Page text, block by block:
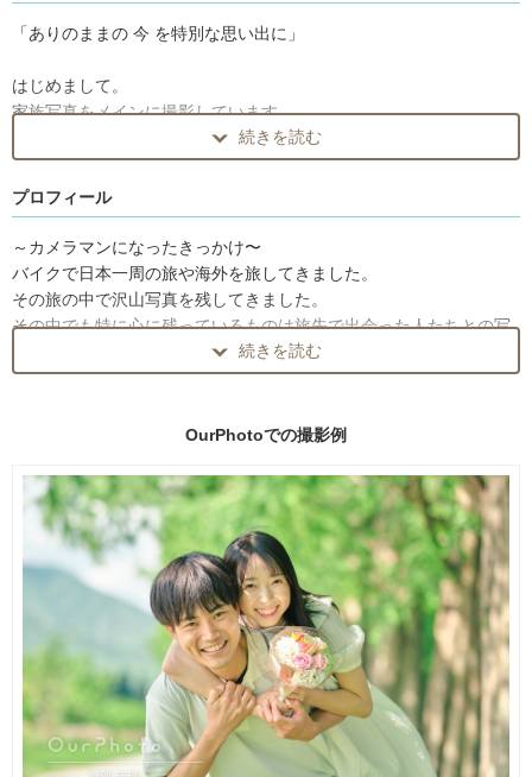
「ありのままの 今 を特別な思い出に」
はじめまして。
家族写真をメインに撮影しています
フォトグラファーのわたなべ よしあきです。
🌎 English Support Available 🌎
I can communicate in English and have photography experience in
New Zealand.
International clients are very welcome!
ウエディング・ニューボーン・お宮参り・七五三・ペットなど
家族の成長に寄り添い撮影させて頂くのが大好きです✨
まずは気軽にメッセージでご相談ください😊
Instagram↓でもお写真見ることができます
yoshi_photolife_ で検索！
気軽にフォローして下さいね
ーーーーーーーーーーーーーーーーーーーーーーーーーーーー
撮影スタイル
どんな風に撮影するの？と思われている方も多いと思います。
撮影はできるだけ自然な雰囲気を大切にしていますので
歩きながらや、おしゃべりしている時間の中で
リラックスした表情やその人らしさを切り取っていきます。
ポーズの指定やきっちりしたお写真ももちろんお撮りしますが、
続きを読む
プロフィール
～カメラマンになったきっかけ〜
バイクで日本一周の旅や海外を旅してきました。
その旅の中で沢山写真を残してきました。
その中でも特に心に残っているものは旅先で出会った人たちとの写
その時の空気や感情まで思い出せる写真の力に魅力を感じ、
一緒に幸せな瞬間やかけがえのない時間を写真に残しましょう。
ーーーーーーーーーーーーーーーーーーーーーーーーーー
◆写真納品に関して
50分の撮影で30枚が通常の納品枚数になりますが、
追加納品が可能なので通常納品の後にさらに追加で残りのデータを
全て送らせて頂いてます。
枚数には追加納品に関しては必ず何枚以上というものではないので
その時の撮影状況によって変わります。
あくまでも僕の気持ちとして受けとって下さい😊
続きを読む
OurPhotoでの撮影例